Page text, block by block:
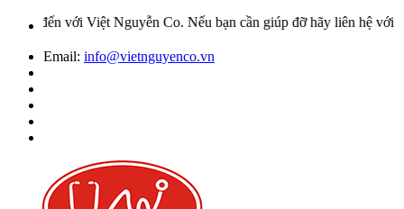
Việt Nguyễn Co. Nếu bạn cần giúp đỡ hãy liên hệ với chúng tôi
Email: info@vietnguyenco.vn